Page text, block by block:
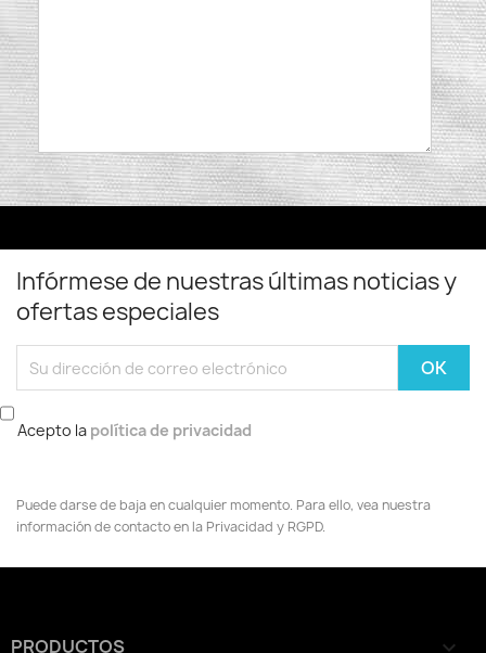
Infórmese de nuestras últimas noticias y
ofertas especiales
Acepto la política de privacidad
Puede darse de baja en cualquier momento. Para ello, vea nuestra
información de contacto en la Privacidad y RGPD.
PRODUCTOS